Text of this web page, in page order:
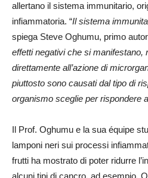
allertano il sistema immunitario,
infiammatoria. “Il sistema
spiega Steve Oghumu, primo
effetti negativi che si manifestano,
direttamente all’azione di
piuttosto sono causati dal tipo di
organismo sceglie per rispondere
Il Prof. Oghumu e la sua équipe
lamponi neri sui processi
frutti ha mostrato di poter ridurre
alcuni tipi di cancro, ad esempio.